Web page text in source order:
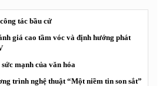
tác bầu cử
giá cao tầm vóc và định hướng phát
mạnh của văn hóa
trình nghệ thuật “Một niềm tin son sắt”